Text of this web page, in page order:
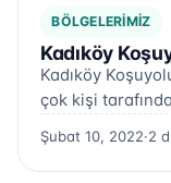
BÖLGELERIMIZ
Kadıköy
Kadıköy
çok kişi
Şubat 10, 2022·2